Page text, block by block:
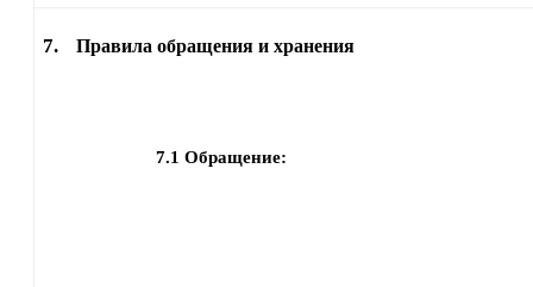
7. Правила обращения и хранения
7.1 Обращение: